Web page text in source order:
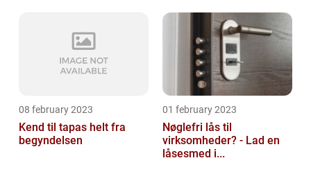
08 february 2023
Kend til tapas helt fra
begyndelsen
01 february 2023
Nøglefri lås til
virksomheder? - Lad en
låsesmed i...